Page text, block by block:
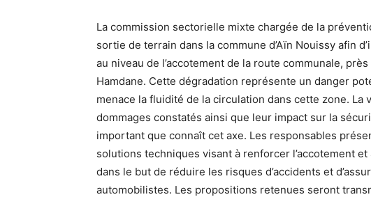
La commission sectorielle mixte chargée de la
sortie de terrain dans la commune d’Aïn Nouissy afin
au niveau de l’accotement de la route communale,
Hamdane. Cette dégradation représente un danger
menace la fluidité de la circulation dans cette zone. La
dommages constatés ainsi que leur impact sur la
important que connaît cet axe. Les responsables
solutions techniques visant à renforcer l’accotement
dans le but de réduire les risques d’accidents et
automobilistes. Les propositions retenues seront